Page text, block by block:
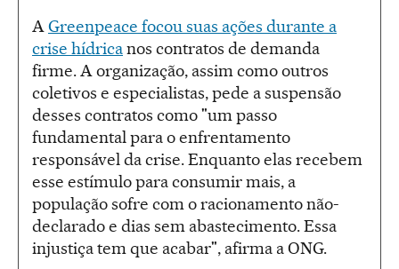
AGreenpeace focou suas ações durante a
crise hídricanos contratos de demanda
firme. A organização, assim como outros
coletivos e especialistas, pede a suspensão
desses contratos como "um passo
fundamental para o enfrentamento
responsável da crise. Enquanto elas recebem
esse estímulo para consumir mais, a
população sofre com o racionamento não-
declarado e dias sem abastecimento. Essa
injustiça tem que acabar", afirma a ONG.